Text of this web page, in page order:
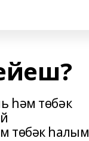
һәм төбәк
төбәк һалым